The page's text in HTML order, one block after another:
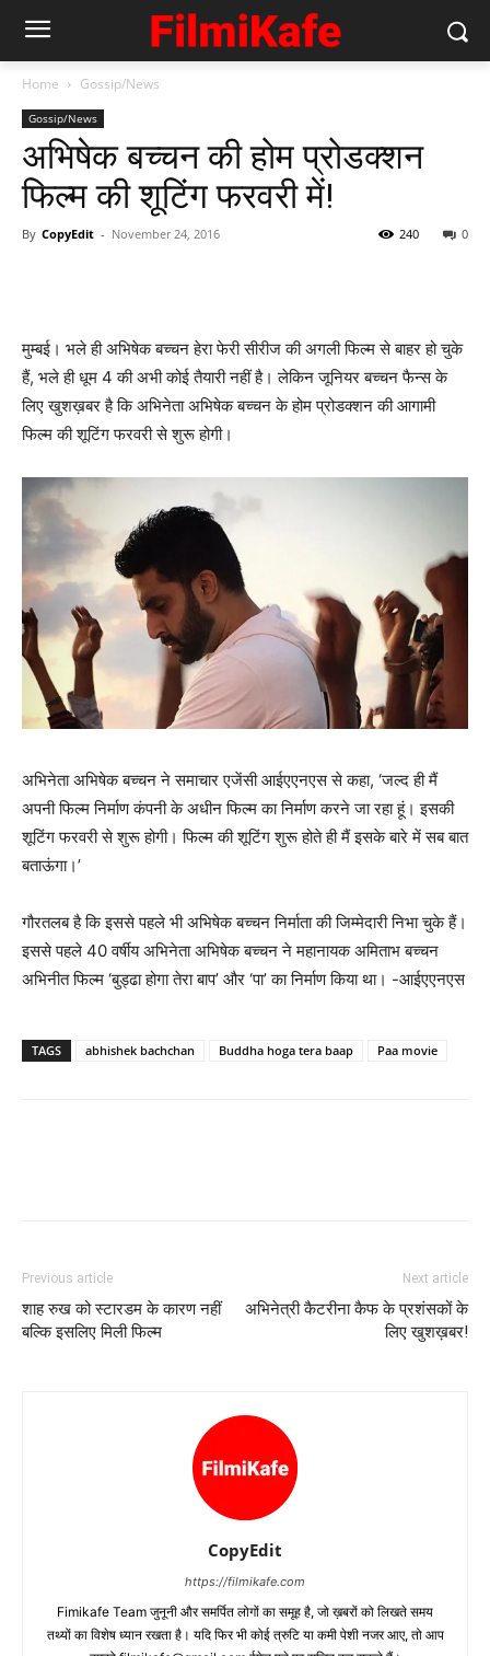
Home Gossip/News
Gossip/News
अभिषेक बच्‍चन की होम प्रोडक्‍शन
फिल्‍म की शूटिंग फरवरी में!
By CopyEdit - November 24, 2016 0
240
मुम्‍बई। भले ही अभिषेक बच्‍चन हेरा फेरी सीरीज की अगली फिल्‍म से बाहर हो चुके
हैं, भले ही धूम 4 की अभी कोई तैयारी नहीं है। लेकिन जूनियर बच्‍चन फैन्‍स के
लिए खुशख़बर है कि अभिनेता अभिषेक बच्चन के होम प्रोडक्शन की आगामी
फिल्म की शूटिंग फरवरी से शुरू होगी।
अभिनेता अभिषेक बच्‍चन ने समाचार एजेंसी आईएएनएस से कहा, ‘जल्‍द ही मैं
अपनी फिल्‍म निर्माण कंपनी के अधीन फिल्‍म का निर्माण करने जा रहा हूं। इसकी
शूटिंग फरवरी से शुरू होगी। फिल्म की शूटिंग शुरू होते ही मैं इसके बारे में सब बात
बताऊंगा।’
गौरतलब है कि इससे पहले भी अभिषेक बच्‍चन निर्माता की जिम्‍मेदारी निभा चुके हैं।
इससे पहले 40 वर्षीय अभिनेता अभिषेक बच्‍चन ने महानायक अमिताभ बच्चन
अभिनीत फिल्म ‘बुड्ढा होगा तेरा बाप’ और ‘पा’ का निर्माण किया था। -आईएएनएस
TAGS abhishek bachchan Buddha hoga tera baap Paa movie
Previous article
शाह रुख को स्‍टारडम के कारण नहीं
बल्‍कि इसलिए मिली फिल्‍म
Next article
अभिनेत्री कैटरीना कैफ के प्रशंसकों के
लिए खुशख़बर!
CopyEdit
https://filmikafe.com
Fimikafe Team जुनूनी और समर्पित लोगों का समूह है, जो ख़बरों को लिखते समय
तथ्‍यों का विशेष ध्‍यान रखता है। यदि फिर भी कोई त्रुटि या कमी पेशी नजर आए, तो आप